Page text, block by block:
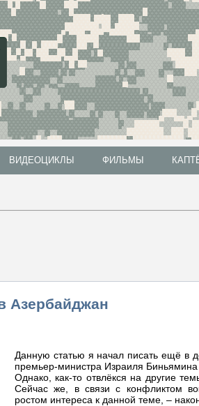
ВИДЕОЦИКЛЫ ФИЛЬМЫ
Азербайджан
Данную статью я начал писать ещё в
премьер-министра Израиля Биньямина
Однако, как-то отвлёкся на другие
Сейчас же, в связи с конфликтом
ростом интереса к данной теме, –